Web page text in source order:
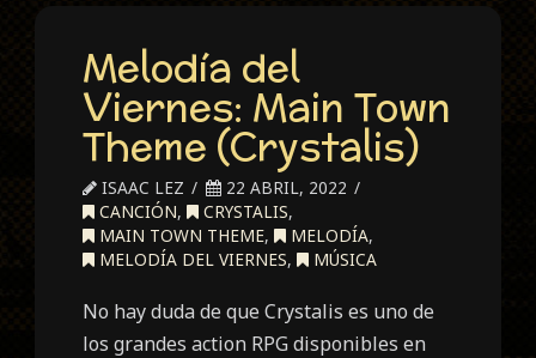
Melodía del
Viernes: Main Town
Theme (Crystalis)
ISAAC LEZ
22 ABRIL, 2022
CANCIÓN, CRYSTALIS,
MAIN TOWN THEME, MELODÍA,
MELODÍA DEL VIERNES, MÚSICA
No hay duda de que Crystalis es uno de
los grandes action RPG disponibles en